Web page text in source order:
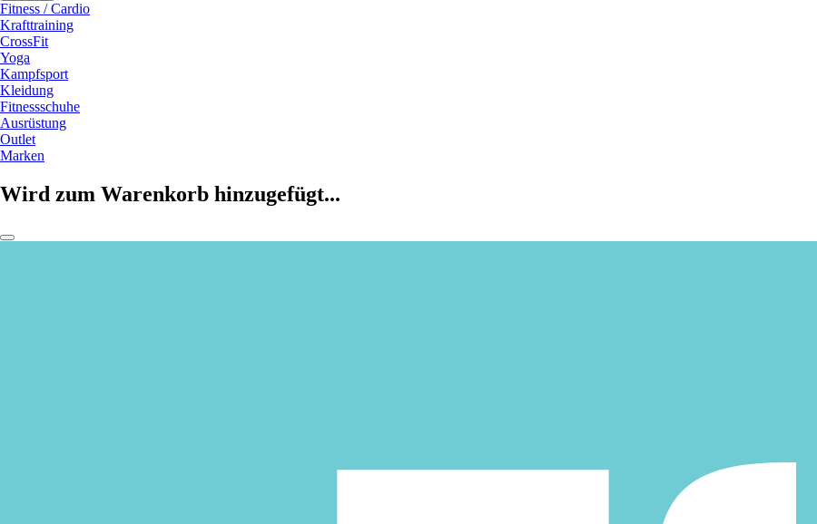
Fitness / Cardio
Krafttraining
CrossFit
Yoga
Kampfsport
Kleidung
Fitnessschuhe
Ausrüstung
Outlet
Marken
Wird zum Warenkorb hinzugefügt...